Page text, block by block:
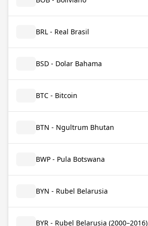
BRL - Real Brasil
BSD - Dolar Bahama
BTC - Bitcoin
BTN - Ngultrum Bhutan
BWP - Pula Botswana
BYN - Rubel Belarusia
BYR - Rubel Belarusia (2000–2016)